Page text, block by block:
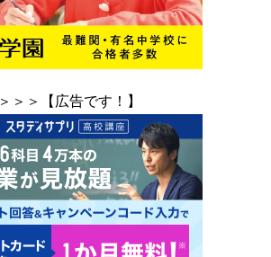
＞＞＞【広告です！】